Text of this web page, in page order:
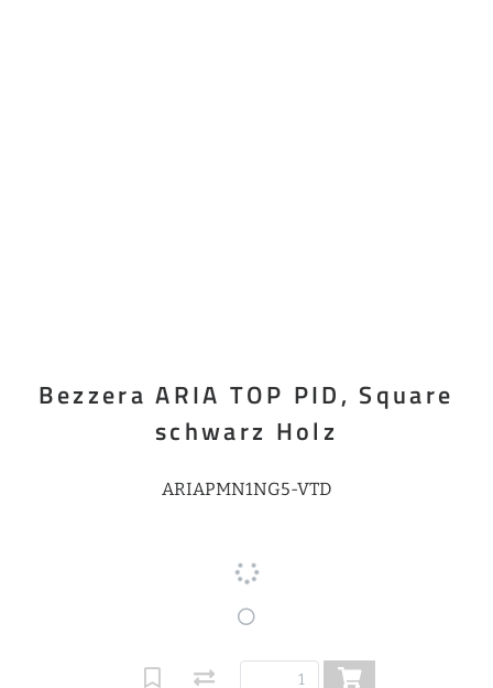
Bezzera ARIA TOP PID, Square
schwarz Holz
ARIAPMN1NG5-VTD